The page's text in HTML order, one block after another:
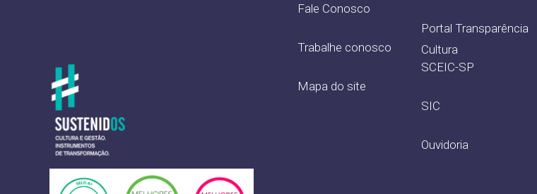
Fale Conosco
Trabalhe conosco
Mapa do site
Portal Transparência
Cultura
SCEIC-SP
SIC
Ouvidoria